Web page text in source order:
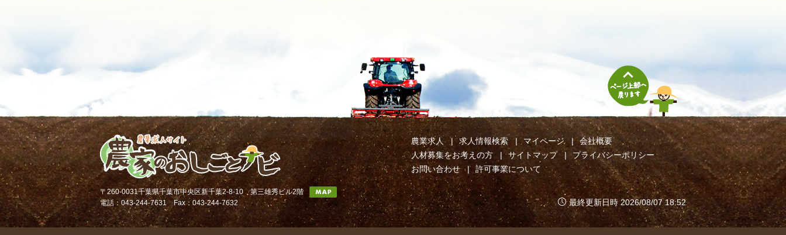
〒260-0031千葉県千葉市中央区新千葉2-8-10 第三雄秀ビル2階
電話：043-244-7631 Fax：043-244-7632
農業求人 求人情報検索 マイページ
会社概要
人材募集をお考えの方
サイトマップ
プライバシーポリシー
お問い合わせ
許可事業について
最終更新日時 2026/08/07 18:52